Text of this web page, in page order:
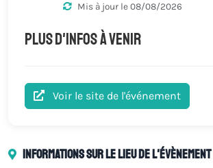
Mis à jour le 08/08/2026
Plus d'infos à venir
Voir le site de l'événement
Informations sur le lieu de l'évènement